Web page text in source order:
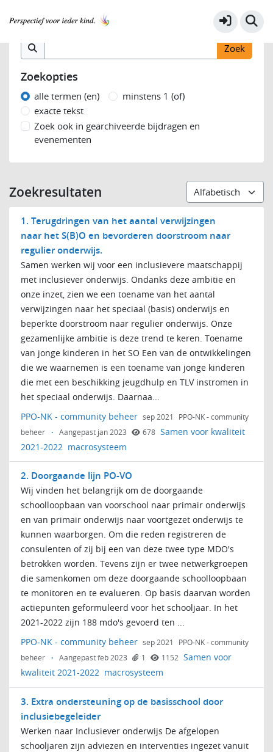
Samen voor kwaliteit 2021-2022
Zoek op inhoud
Zoekopties
alle termen (en)
minstens 1 (of)
exacte tekst
Zoek ook in gearchiveerde bijdragen en
evenementen
Zoekresultaten
1. Terugdringen van het aantal verwijzingen
naar het S(B)O en bevorderen doorstroom naar
regulier onderwijs.
Samen werken wij voor een inclusievere maatschappij
met inclusiever onderwijs. Ondanks deze ambitie en
onze inzet, zien we een toename van het aantal
verwijzingen naar het speciaal (basis) onderwijs en
beperkte doorstroom naar regulier onderwijs. Onze
gezamenlijke ambitie is deze trend te keren. Toename
van jonge kinderen in het SO Een van de ontwikkelingen
die we waarnemen is een toename van jonge kinderen
die met een beschikking jeugdhulp en TLV instromen in
het speciaal onderwijs. Daarnaa...
PPO-NK - community beheer sep 2021
PPO-NK - community
beheer
· Aangepast jan 2023 678 Samen voor kwaliteit
2021-2022 macrosysteem
2. Doorgaande lijn PO-VO
Wij vinden het belangrijk om de doorgaande
schoolloopbaan van voorschool naar primair onderwijs
en van primair onderwijs naar voortgezet onderwijs te
kunnen waarborgen. Om die reden registreren de
consulenten of zij bij een van deze twee type MDO's
betrokken worden. Tevens zijn er twee netwerkgroepen
die samenkomen om deze doorgaande schoolloopbaan
te monitoren en te evalueren. Op basis daarvan worden
actiepunten geformuleerd voor het schooljaar. In het
2021-2022 zijn 188 mdo's gevoerd ten ...
PPO-NK - community beheer sep 2021
PPO-NK - community
beheer
· Aangepast feb 2023 1 1152 Samen voor
kwaliteit 2021-2022 macrosysteem
3. Extra ondersteuning op de basisschool door
inclusiebegeleider
Werken naar Inclusiever onderwijs De afgelopen
schooljaren zijn adviezen en interventies ingezet vanuit